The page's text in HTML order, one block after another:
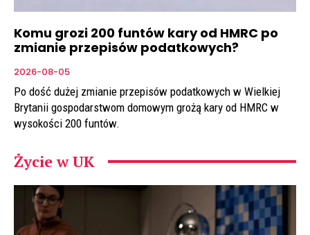
Komu grozi 200 funtów kary od HMRC po
zmianie przepisów podatkowych?
2026-08-05
Po dość dużej zmianie przepisów podatkowych w Wielkiej
Brytanii gospodarstwom domowym grożą kary od HMRC w
wysokości 200 funtów.
Życie w UK